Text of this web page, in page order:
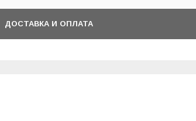
ДОСТАВКА И ОПЛАТА